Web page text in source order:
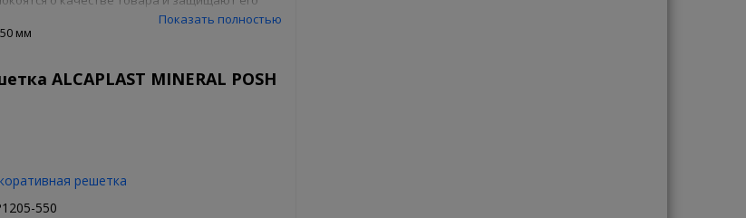
магазине, Вам достаточно оформить
так и заказ в 1 клик. Ваша сантехника - наши
Показать полностью
мм
ALCAPLAST MINERAL POSH
решетка
550